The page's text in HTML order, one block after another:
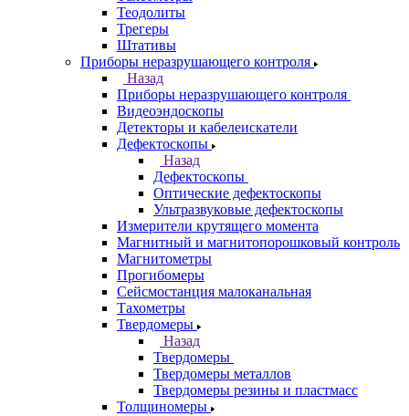
Теодолиты
Трегеры
Штативы
Приборы неразрушающего контроля
Назад
Приборы неразрушающего контроля
Видеоэндоскопы
Детекторы и кабелеискатели
Дефектоскопы
Назад
Дефектоскопы
Оптические дефектоскопы
Ультразвуковые дефектоскопы
Измерители крутящего момента
Магнитный и магнитопорошковый контроль
Магнитометры
Прогибомеры
Сейсмостанция малоканальная
Тахометры
Твердомеры
Назад
Твердомеры
Твердомеры металлов
Твердомеры резины и пластмасс
Толщиномеры